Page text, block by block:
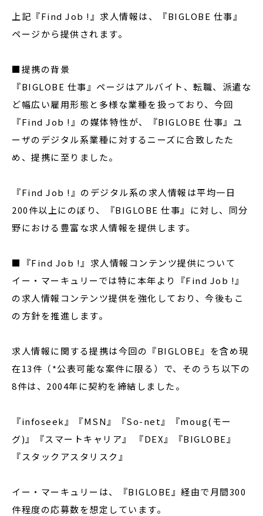
上記『Find Job !』求人情報は、『BIGLOBE 仕事』
ページから提供されます。
■提携の背景
『BIGLOBE 仕事』ページはアルバイト、転職、派遣な
ど幅広い雇用形態と多様な業種を扱っており、今回
『Find Job !』の媒体特性が、『BIGLOBE 仕事』ユ
ーザのデジタル系業種に対するニーズに合致したた
め、提携に至りました。
『Find Job !』のデジタル系の求人情報は平均一日
200件以上にのぼり、『BIGLOBE 仕事』に対し、同分
野における豊富な求人情報を提供します。
■『Find Job !』求人情報コンテンツ提供について
イー・マーキュリーでは特に本年より『Find Job !』
の求人情報コンテンツ提供を強化しており、今後もこ
の方針を推進します。
求人情報に関する提携は今回の『BIGLOBE』を含め現
在13件（*公表可能な案件に限る）で、そのうち以下の
8件は、2004年に契約を締結しました。
『infoseek』『MSN』『So-net』『moug(モー
グ)』『スマートキャリア』 『DEX』『BIGLOBE』
『スタックアスタリスク』
イー・マーキュリーは、『BIGLOBE』経由で月間300
件程度の応募数を想定しています。